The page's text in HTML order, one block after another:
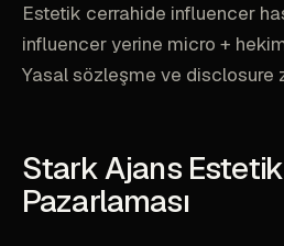
Estetik cerrahide influencer
influencer yerine micro +
Yasal sözleşme ve disclosure
Stark Ajans
Pazarlaması